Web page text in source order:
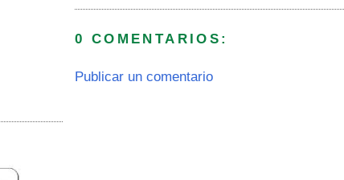
0 COMENTARIOS:
Publicar un comentario